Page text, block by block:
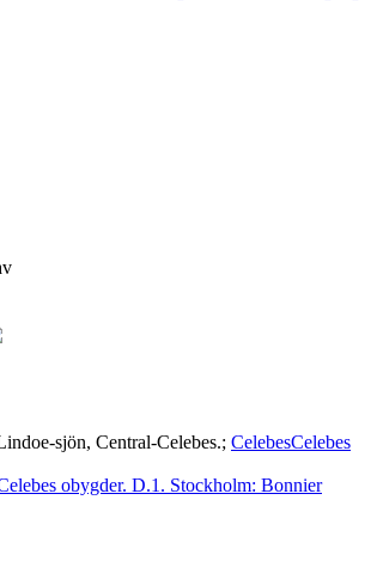
sjön, Central-Celebes.; CelebesCelebes
obygder. D.1. Stockholm: Bonnier